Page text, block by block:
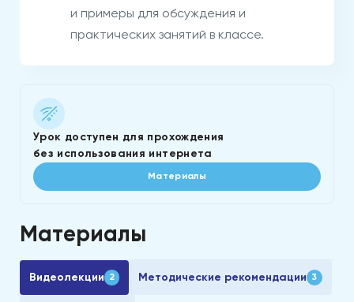
и примеры для обсуждения и
практических занятий в классе.
Урок доступен для прохождения
без использования интернета
Материалы
Материалы
Видеолекции 2 Методические рекомендации 3